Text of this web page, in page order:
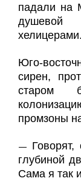
падали на
душевой
хелицерами.
Юго-
сирен,
старом
промзоны
—
глубиной
Сама я так